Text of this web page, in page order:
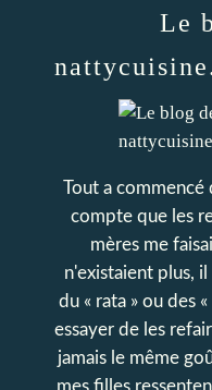
Le
Tout a commencé
compte que les
mères me
n'existaient plus,
du « rata » ou des
essayer de les
jamais le même
mes filles